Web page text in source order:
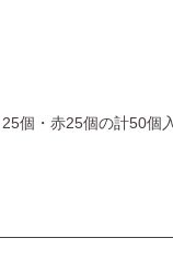
個・赤25個の計50個